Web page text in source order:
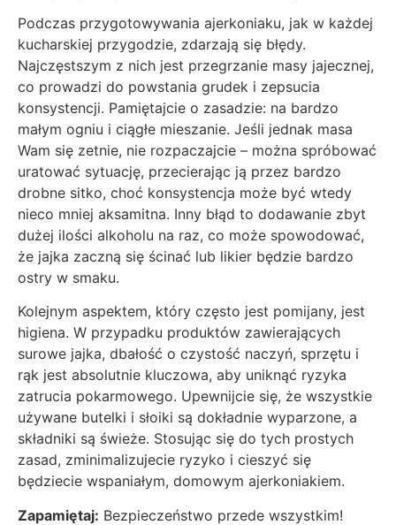
Podczas przygotowywania ajerkoniaku, jak w każdej
kucharskiej przygodzie, zdarzają się błędy.
Najczęstszym z nich jest przegrzanie masy jajecznej,
co prowadzi do powstania grudek i zepsucia
konsystencji. Pamiętajcie o zasadzie: na bardzo
małym ogniu i ciągłe mieszanie. Jeśli jednak masa
Wam się zetnie, nie rozpaczajcie – można spróbować
uratować sytuację, przecierając ją przez bardzo
drobne sitko, choć konsystencja może być wtedy
nieco mniej aksamitna. Inny błąd to dodawanie zbyt
dużej ilości alkoholu na raz, co może spowodować,
że jajka zaczną się ścinać lub likier będzie bardzo
ostry w smaku.
Kolejnym aspektem, który często jest pomijany, jest
higiena. W przypadku produktów zawierających
surowe jajka, dbałość o czystość naczyń, sprzętu i
rąk jest absolutnie kluczowa, aby uniknąć ryzyka
zatrucia pokarmowego. Upewnijcie się, że wszystkie
używane butelki i słoiki są dokładnie wyparzone, a
składniki są świeże. Stosując się do tych prostych
zasad, zminimalizujecie ryzyko i cieszyć się
będziecie wspaniałym, domowym ajerkoniakiem.
Zapamiętaj: Bezpieczeństwo przede wszystkim!